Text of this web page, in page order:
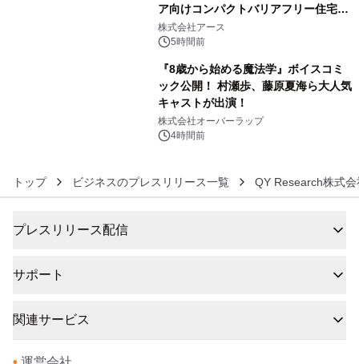
ア向けコンパクトバリアフリー住宅が
誕生
株式会社アース
5時間前
『8歳から始める魔法学』ボイスコミ
ック公開！ 村瀬歩、藤原夏海ら大人気
キャストが出演！
株式会社オーバーラップ
4時間前
トップ ビジネスのプレスリリース一覧 QY Research株式会
プレスリリース配信
サポート
関連サービス